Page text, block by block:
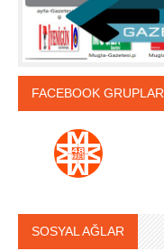
FACEBOOK GRUPLAR
SOSYAL AĞLAR